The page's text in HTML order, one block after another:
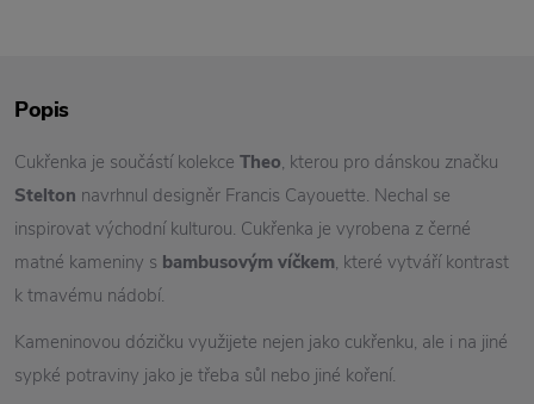
Popis
Cukřenka je součástí kolekce Theo, kterou pro dánskou značku
Stelton navrhnul designěr Francis Cayouette. Nechal se
inspirovat východní kulturou. Cukřenka je vyrobena z černé
matné kameniny s bambusovým víčkem, které vytváří kontrast
k tmavému nádobí.
Kameninovou dózičku využijete nejen jako cukřenku, ale i na jiné
sypké potraviny jako je třeba sůl nebo jiné koření.